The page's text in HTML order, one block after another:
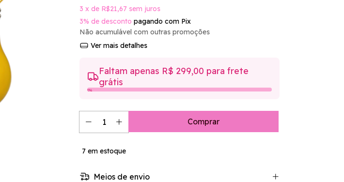
3 x de R$21,67 sem juros
3% de desconto pagando com Pix
Não acumulável com outras promoções
Ver mais detalhes
Faltam apenas R$ 299,00 para frete
grátis
0%
7 em estoque
Meios de envio